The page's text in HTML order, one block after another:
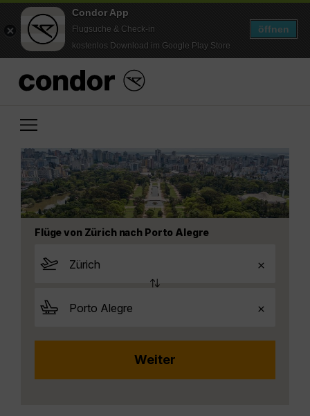
Condor App
Flugsuche & Check-in
kostenlos Download im Google Play Store
öffnen
Flüge von Zürich nach Porto Alegre